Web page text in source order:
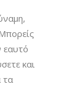
εαυτό
και
τα